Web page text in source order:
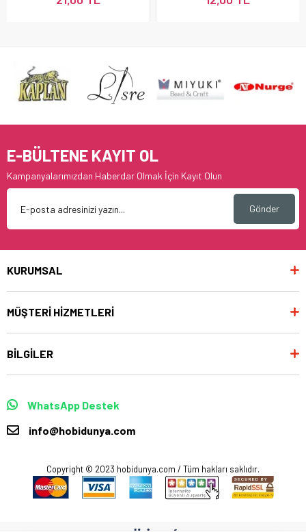
E-BÜLTENE KAYIT OL
Kampanyalarımızdan Haberdar Olmak İçin Kayıt Olun
Gönder
KURUMSAL
MÜŞTERİ HİZMETLERİ
BİLGİLER
WhatsApp Destek
info@hobidunya.com
Copyright © 2023 hobidunya.com / Tüm hakları saklıdır.